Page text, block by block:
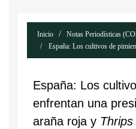
Inicio
Notas Periodísticas
España: Los cultivos de
España: Los
enfrentan una
araña roja y